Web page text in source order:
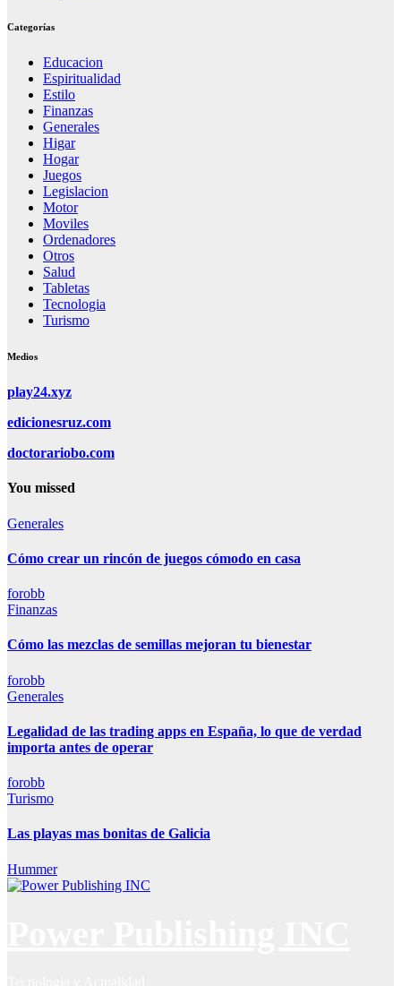
Categorías
Educacion
Espiritualidad
Estilo
Finanzas
Generales
Higar
Hogar
Juegos
Legislacion
Motor
Moviles
Ordenadores
Otros
Salud
Tabletas
Tecnologia
Turismo
Medios
play24.xyz
edicionesruz.com
doctorariobo.com
You missed
Generales
Cómo crear un rincón de juegos cómodo en casa
forobb
Finanzas
Cómo las mezclas de semillas mejoran tu bienestar
forobb
Generales
Legalidad de las trading apps en España, lo que de verdad
importa antes de operar
forobb
Turismo
Las playas mas bonitas de Galicia
Hummer